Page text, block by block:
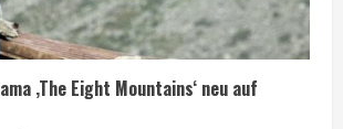
‚The Eight Mountains‘ neu auf